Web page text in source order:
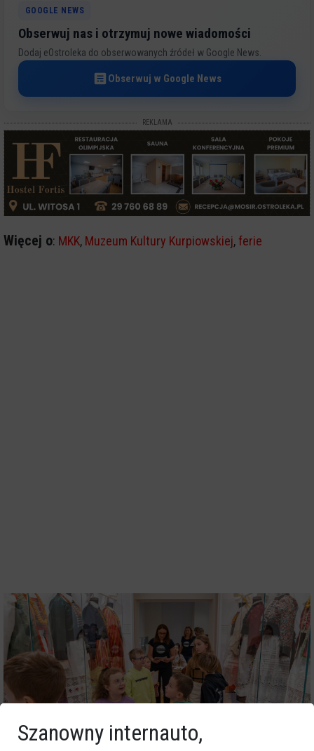
GOOGLE NEWS
Obserwuj nas i otrzymuj nowe wiadomości
Dodaj eOstroleka do obserwowanych źródeł w Google News.
Obserwuj w Google News
REKLAMA
Więcej o: MKK, Muzeum Kultury Kurpiowskiej, ferie
Szanowny internauto,